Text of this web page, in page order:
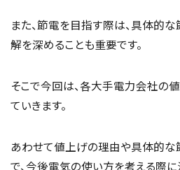
また、節電を目指す際は、具体的
解を深めることも重要です。
そこで今回は、各大手電力会社の
ていきます。
あわせて値上げの理由や具体的な
で、今後電気の使い方を考える際に